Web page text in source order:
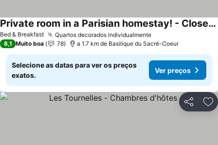
Bed & Breakfast Quartos decorados individualmente
Private room in a Parisian homestay! - Close to it all!
8,1 Muito boa 78 a 1.7 km de Basilique du Sacré-Coeur
Selecione as datas para ver os preços
exatos.
Ver preços
Partilhar